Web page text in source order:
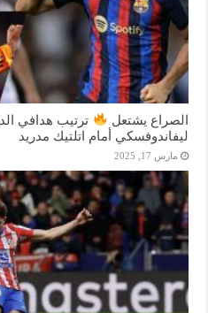
الصراع يشتعل
ترتيب هدافي
ليفاندوفسكي أمام اتلتيك مدريد
مارس 17, 2025